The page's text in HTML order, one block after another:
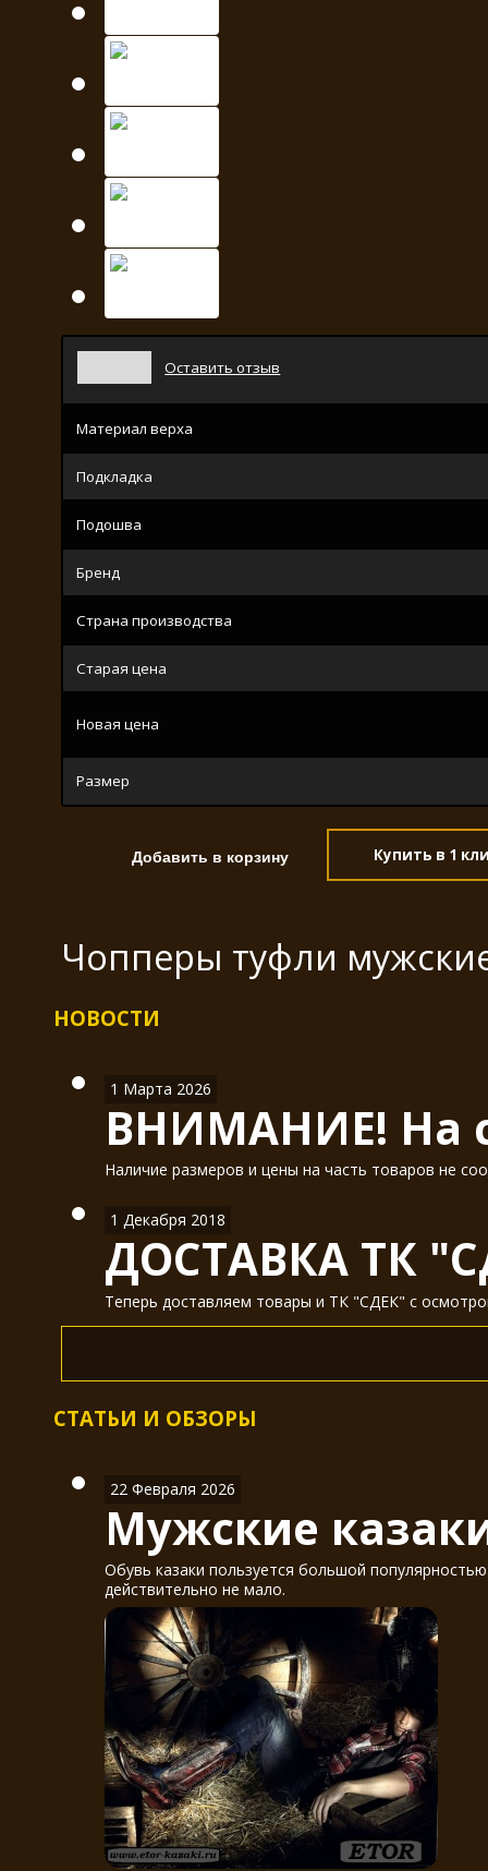
Оставить отзыв
Материал верха
Подкладка
Подошва
Бренд
Страна производства
Старая цена
Новая цена
Размер
Купить в 1
Чопперы туфли
НОВОСТИ
1 Марта 2026
ВНИМАНИЕ! На
Наличие размеров и цены на часть товаров не
1 Декабря 2018
ДОСТАВКА ТК
Теперь доставляем товары и ТК "СДЕК" с
СТАТЬИ И ОБЗОРЫ
22 Февраля 2026
Мужские
Обувь казаки пользуется большой
действительно не мало.